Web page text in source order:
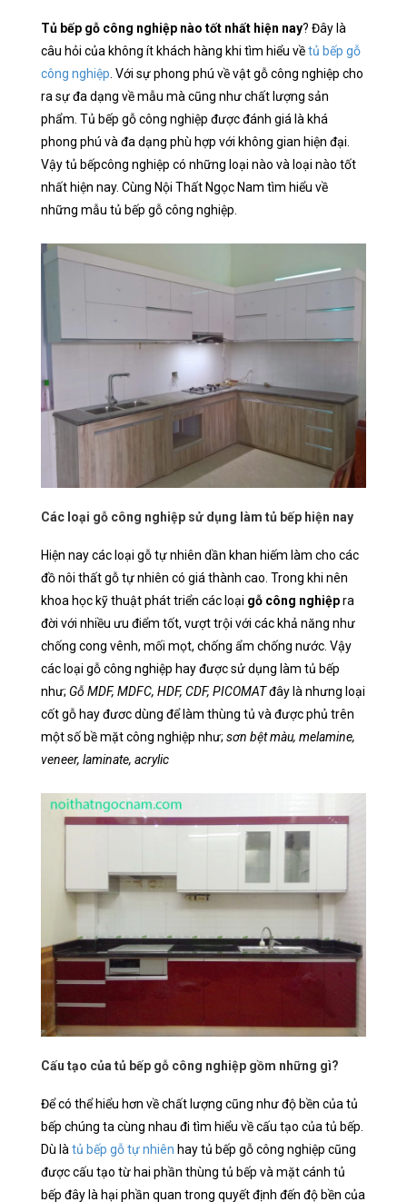
Tủ bếp gỗ công nghiệp nào tốt nhất hiện nay? Đây là
câu hỏi của không ít khách hàng khi tìm hiểu vềtủ bếp gỗ
công nghiệp . Với sự phong phú về vật gỗ công nghiệp cho
ra sự đa dạng về mẫu mà cũng như chất lượng sản
phẩm. Tủ bếp gỗ công nghiệp được đánh giá là khá
phong phú và đa dạng phù hợp với không gian hiện đại.
Vậy tủ bếpcông nghiệp có những loại nào và loại nào tốt
nhất hiện nay. Cùng Nội Thất Ngọc Nam tìm hiểu về
những mẫu tủ bếp gỗ công nghiệp.
Các loại gỗ công nghiệp sử dụng làm tủ bếp hiện nay
Hiện nay các loại gỗ tự nhiên dần khan hiếm làm cho các
đồ nôi thất gỗ tự nhiên có giá thành cao. Trong khi nên
khoa học kỹ thuật phát triển các loại gỗ công nghiệpra
đời với nhiều ưu điểm tốt, vượt trội với các khả năng như
chống cong vênh, mối mọt, chống ẩm chống nước. Vậy
các loại gỗ công nghiệp hay được sử dụng làm tủ bếp
như; Gỗ MDF, MDFC, HDF, CDF, PICOMATđây là nhưng loại
cốt gỗ hay đươc dùng để làm thùng tủ và được phủ trên
một số bề mặt công nghiệp như; sơn bệt màu, melamine,
veneer, laminate, acrylic
Cấu tạo của tủ bếp gỗ công nghiệp gồm những gì?
Để có thể hiểu hơn về chất lượng cũng như độ bền của tủ
bếp chúng ta cùng nhau đi tìm hiểu về cấu tạo của tủ bếp.
Dù là tủ bếp gỗ tự nhiên hay tủ bếp gỗ công nghiệp cũng
được cấu tạo từ hai phần thùng tủ bếp và mặt cánh tủ
bếp đây là hại phần quan trong quyết định đến độ bền của